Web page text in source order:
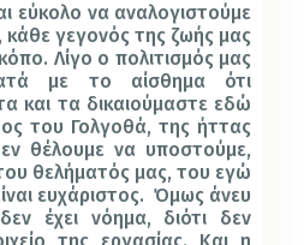
εύκολο να αναλογιστούμε
κάθε γεγονός της ζωής μας
Λίγο ο πολιτισμός μας
με το αίσθημα ότι
και τα δικαιούμαστε εδώ
του Γολγοθά, της ήττας
θέλουμε να υποστούμε,
θελήματός μας, του εγώ
ευχάριστος. Όμως άνευ
έχει νόημα, διότι δεν